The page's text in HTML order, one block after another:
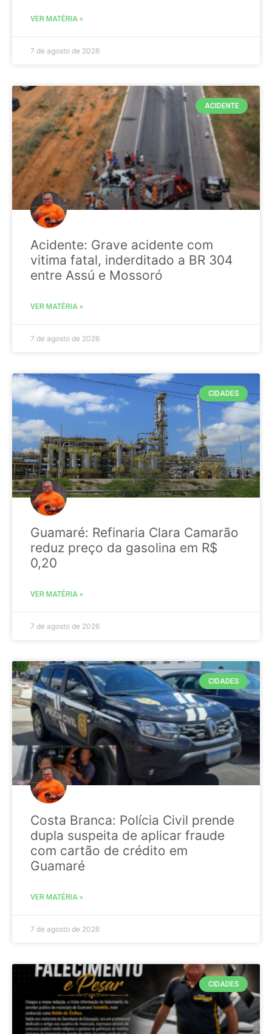
VER MATÉRIA »
7 de agosto de 2026
ACIDENTE
Acidente: Grave acidente com
vitima fatal, inderditado a BR 304
entre Assú e Mossoró
VER MATÉRIA »
7 de agosto de 2026
CIDADES
Guamaré: Refinaria Clara Camarão
reduz preço da gasolina em R$
0,20
VER MATÉRIA »
7 de agosto de 2026
CIDADES
Costa Branca: Polícia Civil prende
dupla suspeita de aplicar fraude
com cartão de crédito em
Guamaré
VER MATÉRIA »
7 de agosto de 2026
CIDADES